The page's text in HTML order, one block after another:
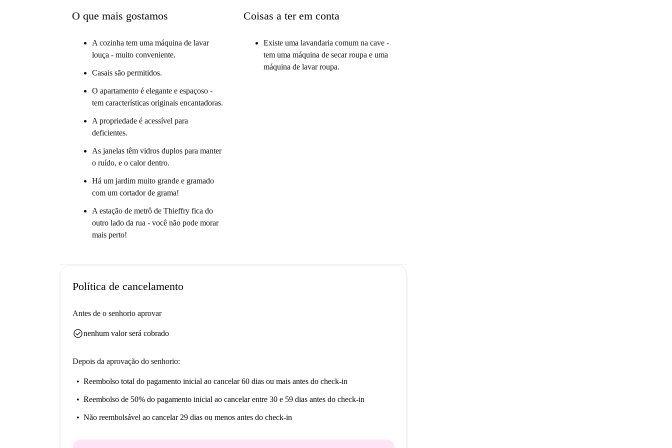
O que mais gostamos
A cozinha tem uma máquina de lavar
louça - muito conveniente.
Casais são permitidos.
O apartamento é elegante e espaçoso -
tem características originais encantadoras.
A propriedade é acessível para
deficientes.
As janelas têm vidros duplos para manter
o ruído, e o calor dentro.
Há um jardim muito grande e gramado
com um cortador de grama!
A estação de metrô de Thieffry fica do
outro lado da rua - você não pode morar
mais perto!
Coisas a ter em conta
Existe uma lavandaria comum na cave -
tem uma máquina de secar roupa e uma
máquina de lavar roupa.
Política de cancelamento
Antes de o senhorio aprovar
check_circlenenhum valor será cobrado
Depois da aprovação do senhorio:
Reembolso total do pagamento inicial ao cancelar 60 dias ou mais antes do check-in
Reembolso de 50% do pagamento inicial ao cancelar entre 30 e 59 dias antes do check-in
Não reembolsável ao cancelar 29 dias ou menos antes do check-in